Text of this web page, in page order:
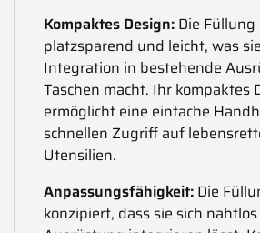
Kompaktes Design: Die
platzsparend und leicht, was
Integration in bestehende
Taschen macht. Ihr kompaktes
ermöglicht eine einfache
schnellen Zugriff auf
Utensilien.
Anpassungsfähigkeit: Die
konzipiert, dass sie sich